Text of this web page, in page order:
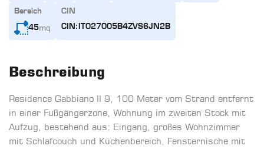
Bereich
45mq
CIN
CIN:IT027005B4ZVS6JN2B
Beschreibung
Residence Gabbiano II 9, 100 Meter vom Strand entfernt
in einer Fußgängerzone, Wohnung im zweiten Stock mit
Aufzug, bestehend aus: Eingang, großes Wohnzimmer
mit Schlafcouch und Küchenbereich, Fensternische mit